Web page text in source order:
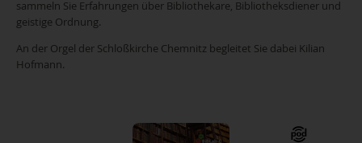
sammeln Sie Erfahrungen über Bibliothekare, Bibliotheksdiener und
geistige Ordnung.
An der Orgel der Schloßkirche Chemnitz begleitet Sie dabei Kilian
Hofmann.